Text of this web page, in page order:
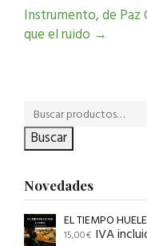
Instrumento, de Paz
que el ruido →
Buscar
Novedades
EL TIEMPO
15,00€ IVA